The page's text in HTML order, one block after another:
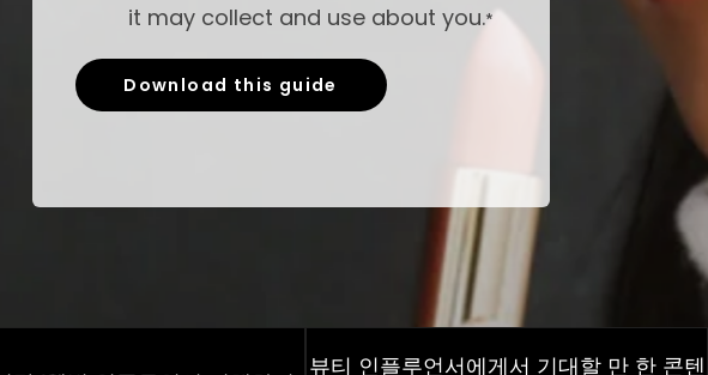
it may collect and use about you.*
뷰티 인플루언서에게서 기대할 만 한 콘텐